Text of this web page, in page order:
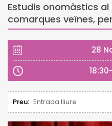
Estudis onomàstics
comarques veïnes,
28
Preu: Entrada lliure